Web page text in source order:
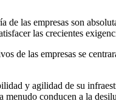
las empresas son
las crecientes
de las empresas se
y agilidad de su
menudo conducen a la